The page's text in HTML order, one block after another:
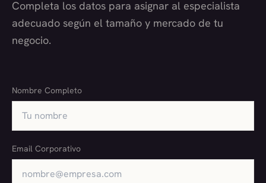
Completa los datos para asignar al especialista
adecuado según el tamaño y mercado de tu
negocio.
Nombre Completo
Email Corporativo